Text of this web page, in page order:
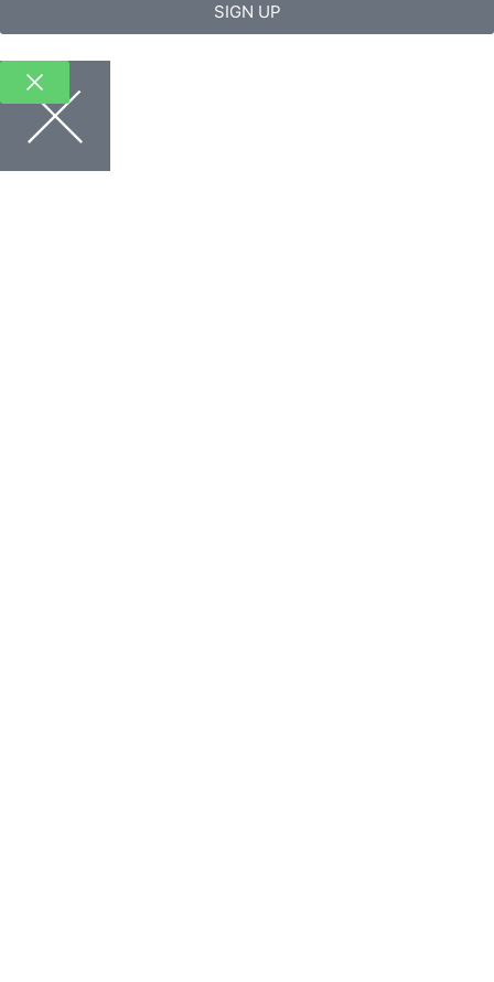
SIGN UP